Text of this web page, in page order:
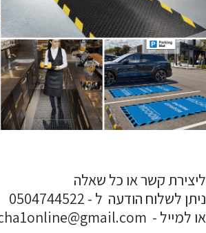
ליצירת קשר או כל שאלה
ניתן לשלוח הודעה ל - 0504744522
או למייל - nesicha1online@gmail.com